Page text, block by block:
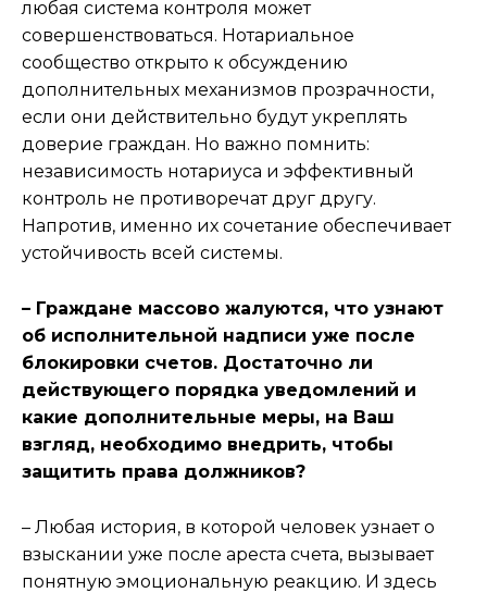
любая система контроля может
совершенствоваться. Нотариальное
сообщество открыто к обсуждению
дополнительных механизмов прозрачности,
если они действительно будут укреплять
доверие граждан. Но важно помнить:
независимость нотариуса и эффективный
контроль не противоречат друг другу.
Напротив, именно их сочетание обеспечивает
устойчивость всей системы.
– Граждане массово жалуются, что узнают
об исполнительной надписи уже после
блокировки счетов. Достаточно ли
действующего порядка уведомлений и
какие дополнительные меры, на Ваш
взгляд, необходимо внедрить, чтобы
защитить права должников?
– Любая история, в которой человек узнает о
взыскании уже после ареста счета, вызывает
понятную эмоциональную реакцию. И здесь